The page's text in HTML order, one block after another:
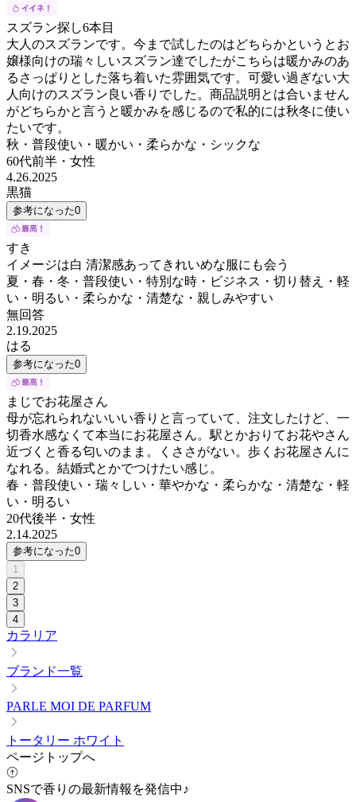
スズラン探し6本目
大人のスズランです。今まで試したのはどちらかというとお
嬢様向けの瑞々しいスズラン達でしたがこちらは暖かみのあ
るさっぱりとした落ち着いた雰囲気です。可愛い過ぎない大
人向けのスズラン良い香りでした。商品説明とは合いません
がどちらかと言うと暖かみを感じるので私的には秋冬に使い
たいです。
秋・普段使い・暖かい・柔らかな・シックな
60代前半 ・ 女性
4.26.2025
黒猫
参考になった0
すき
イメージは白 清潔感あってきれいめな服にも会う
夏・春・冬・普段使い・特別な時・ビジネス・切り替え・軽
い・明るい・柔らかな・清楚な・親しみやすい
無回答
2.19.2025
はる
参考になった0
まじでお花屋さん
母が忘れられないいい香りと言っていて、注文したけど、一
切香水感なくて本当にお花屋さん。駅とかおりてお花やさん
近づくと香る匂いのまま。くささがない。歩くお花屋さんに
なれる。結婚式とかでつけたい感じ。
春・普段使い・瑞々しい・華やかな・柔らかな・清楚な・軽
い・明るい
20代後半 ・ 女性
2.14.2025
参考になった0
1
2
3
4
カラリア
ブランド一覧
PARLE MOI DE PARFUM
トータリー ホワイト
ページトップへ
SNSで香りの最新情報を発信中♪